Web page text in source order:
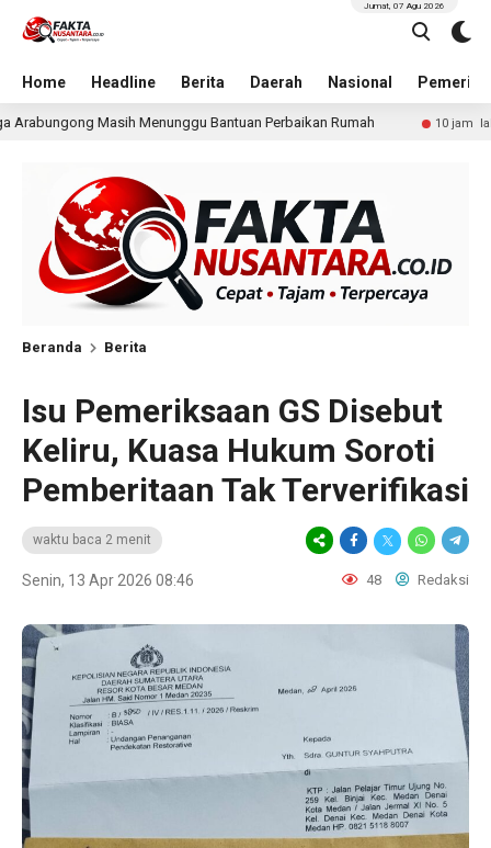
Home Headline Berita Daerah Nasional
Jumat, 07 Agu 2026
Perbaikan Rumah 10 jam lalu Pria Terduga Penganiayaan
Beranda Berita
Isu Pemeriksaan GS Disebut
Keliru, Kuasa Hukum Soroti
Pemberitaan Tak Terverifikasi
waktu baca 2 menit
Senin, 13 Apr 2026 08:46 48 Redaksi